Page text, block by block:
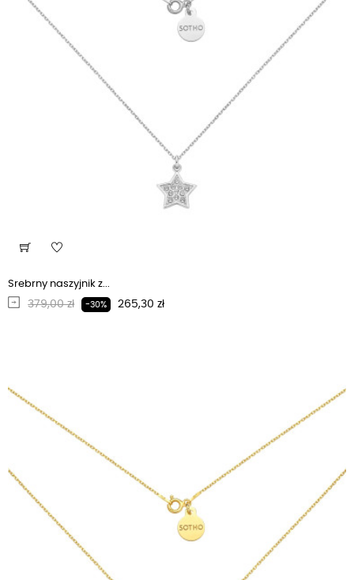
Srebrny naszyjnik z...
Regularna cena
379,00 zł -30% Cena
265,30 zł